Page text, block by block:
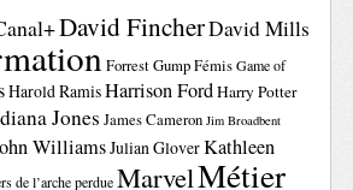
David FincherDavid Mills
Forrest GumpFémis Game of
Harold RamisHarrison FordHarry Potter
Jones James Cameron Jim Broadbent
WilliamsJulian GloverKathleen
de l’arche perdue MarvelMétier